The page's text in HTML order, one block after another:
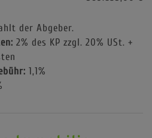
der Abgeber.
2% des KP zzgl. 20% USt. +
1,1%